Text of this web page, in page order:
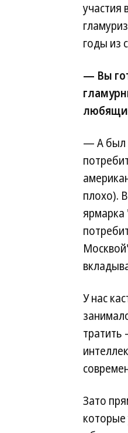
участия
годы из
— Вы
— А был
плохо).
У нас
тратить
Зато
которые